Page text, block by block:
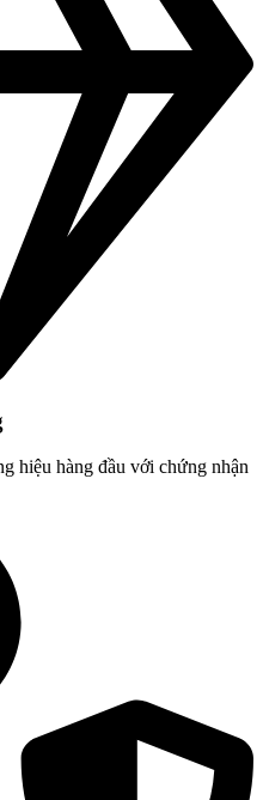
hiệu hàng đầu với chứng nhận